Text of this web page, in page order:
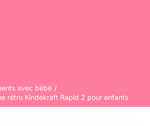
avec bébé
rétro Kindekraft Rapid 2 pour enfants